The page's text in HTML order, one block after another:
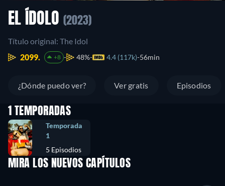
EL ÍDOLO (2023)
Título original: The Idol
2099.
+8 48% 4.4 (117k) 56min
¿Dónde puedo ver? Ver gratis Episodios
1 TEMPORADAS
Temporada
1
5 Episodios
MIRA LOS NUEVOS CAPÍTULOS